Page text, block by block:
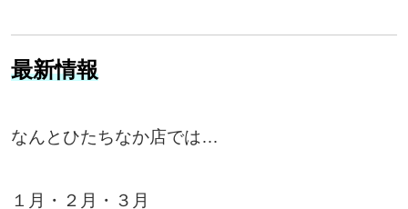
最新情報
なんとひたちなか店では…
１月・２月・３月